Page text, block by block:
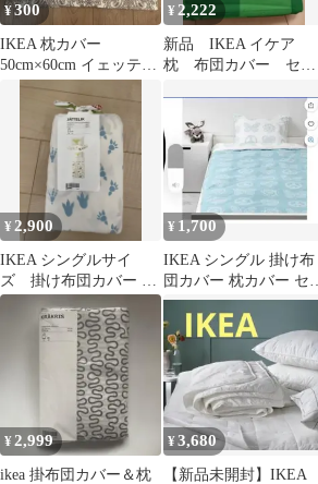
¥300
IKEA 枕カバー
50cm×60cm イェッテヴ
¥2,222
新品 IKEA イケア
枕 布団カバー セッ
¥ 2,900
IKEA シングルサイ
ズ 掛け布団カバー 枕
カバーセット
¥ 1,700
IKEA シングル 掛け布
団カバー 枕カバー セッ
ト
¥2,999
ikea 掛布団カバー＆枕
¥3,680
【新品未開封】IKEA